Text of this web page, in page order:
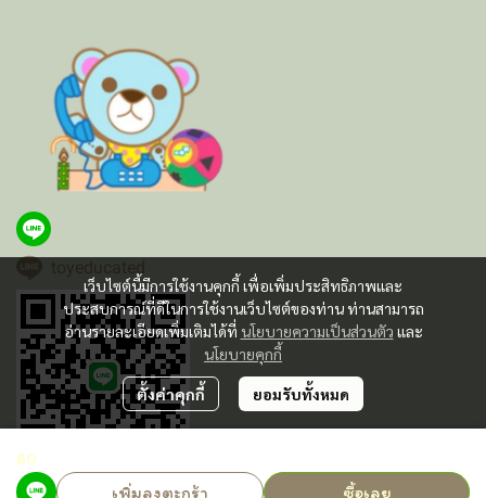
฿0
เพิ่มลงตะกร้า
ซื้อเลย
เว็บไซต์นี้มีการใช้งานคุกกี้ เพื่อเพิ่มประสิทธิภาพและ
ประสบการณ์ที่ดีในการใช้งานเว็บไซต์ของท่าน ท่านสามารถ
อ่านรายละเอียดเพิ่มเติมได้ที่ นโยบายความเป็นส่วนตัว และ
นโยบายคุกกี้
ตั้งค่าคุกกี้ ยอมรับทั้งหมด